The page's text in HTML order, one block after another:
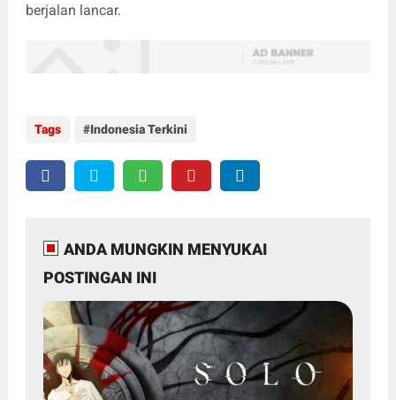
berjalan lancar.
Tags Indonesia Terkini
ANDA MUNGKIN MENYUKAI
POSTINGAN INI